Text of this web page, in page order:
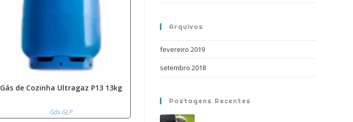
Gás de Cozinha Ultragaz P13 13kg
Gás GLP
Arquivos
fevereiro 2019
setembro 2018
Postagens Recentes